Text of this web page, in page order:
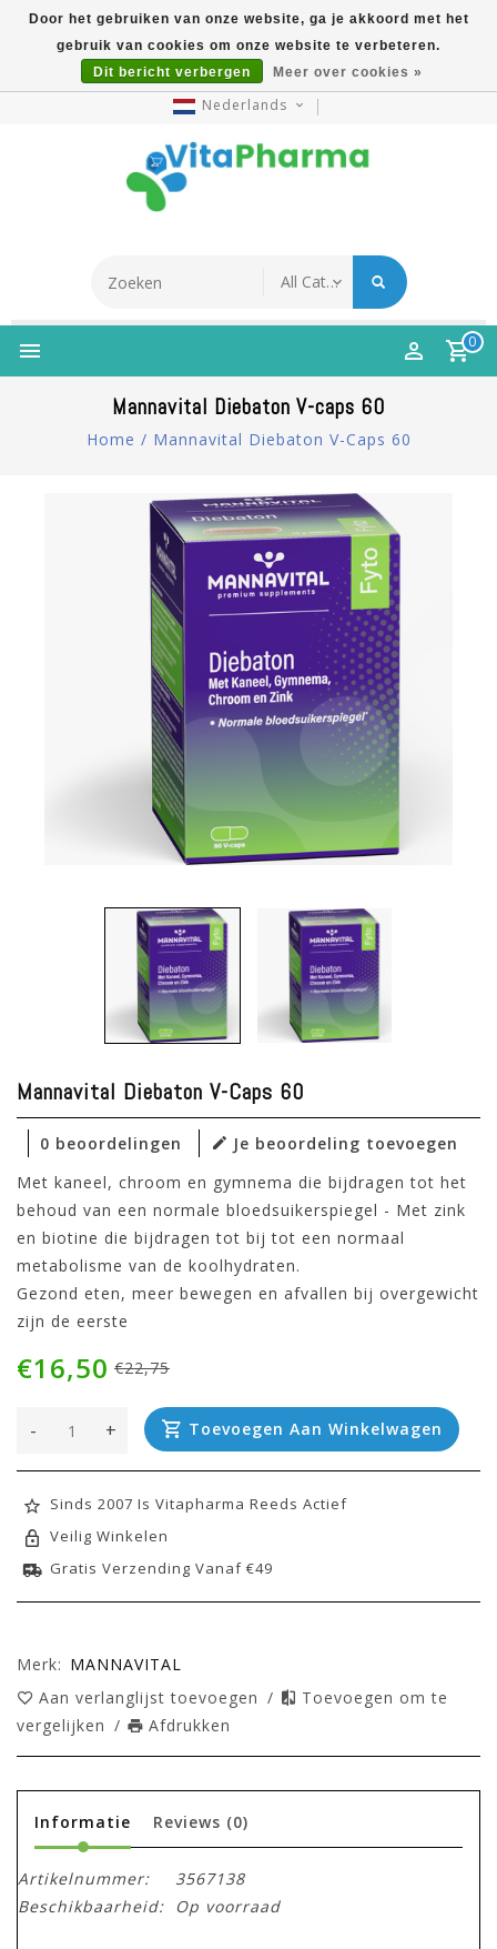
5% Korting Na Aanmelding Op Nieuwsbrief | Gratis
Verzending Vanaf €49 | Online Sinds 2007
Nederlands
0
Mannavital Diebaton V-caps 60
Home / Mannavital Diebaton V-Caps 60
Mannavital Diebaton V-Caps 60
0 beoordelingen
Je beoordeling toevoegen
Met kaneel, chroom en gymnema die bijdragen tot het
behoud van een normale bloedsuikerspiegel - Met zink
en biotine die bijdragen tot bij tot een normaal
metabolisme van de koolhydraten.
Gezond eten, meer bewegen en afvallen bij overgewicht
zijn de eerste
€22,75
€16,50
+
- Toevoegen Aan Winkelwagen
Sinds 2007 Is Vitapharma Reeds Actief
Veilig Winkelen
Gratis Verzending Vanaf €49
Merk: MANNAVITAL
Aan verlanglijst toevoegen /
Toevoegen om te
vergelijken / Afdrukken
Informatie Reviews (0)
Artikelnummer:
3567138
Beschikbaarheid:
Op voorraad
Door het gebruiken van onze website, ga je akkoord met het
gebruik van cookies om onze website te verbeteren.
Dit bericht verbergen
Meer over cookies »